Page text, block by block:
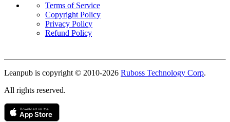
Terms of Service
Copyright Policy
Privacy Policy
Refund Policy
Copyright
Leanpub is copyright © 2010-2026 Ruboss Technology Corp.
All rights reserved.